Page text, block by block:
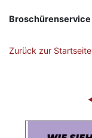
Broschürenservice
Zurück zur Startseite